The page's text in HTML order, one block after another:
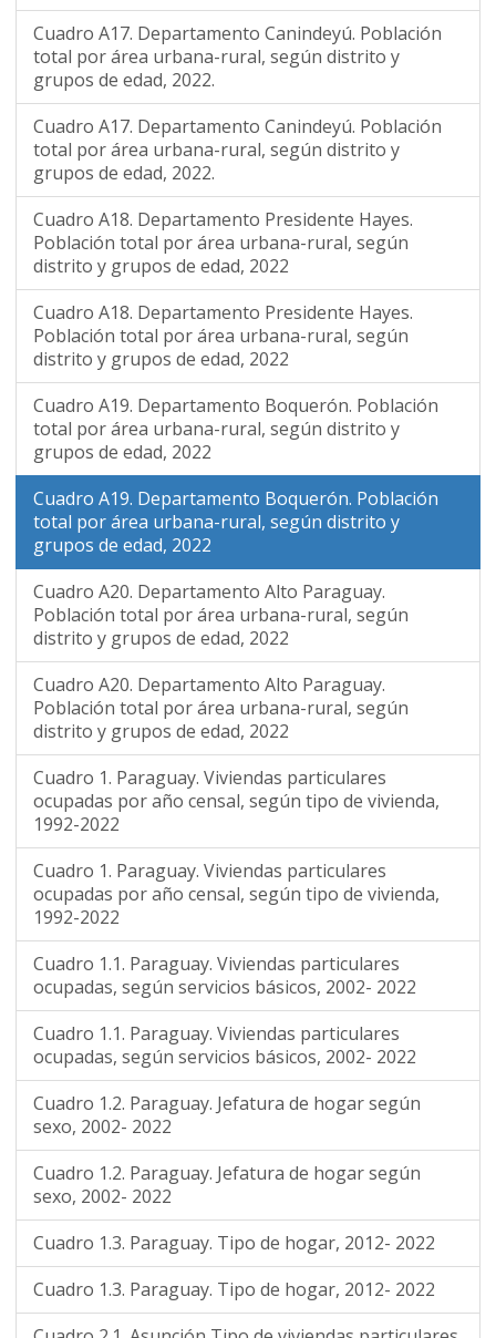
Cuadro A17. Departamento Canindeyú. Población
total por área urbana-rural, según distrito y
grupos de edad, 2022.
Cuadro A17. Departamento Canindeyú. Población
total por área urbana-rural, según distrito y
grupos de edad, 2022.
Cuadro A18. Departamento Presidente Hayes.
Población total por área urbana-rural, según
distrito y grupos de edad, 2022
Cuadro A18. Departamento Presidente Hayes.
Población total por área urbana-rural, según
distrito y grupos de edad, 2022
Cuadro A19. Departamento Boquerón. Población
total por área urbana-rural, según distrito y
grupos de edad, 2022
Cuadro A19. Departamento Boquerón. Población
total por área urbana-rural, según distrito y
grupos de edad, 2022
Cuadro A20. Departamento Alto Paraguay.
Población total por área urbana-rural, según
distrito y grupos de edad, 2022
Cuadro A20. Departamento Alto Paraguay.
Población total por área urbana-rural, según
distrito y grupos de edad, 2022
Cuadro 1. Paraguay. Viviendas particulares
ocupadas por año censal, según tipo de vivienda,
1992-2022
Cuadro 1. Paraguay. Viviendas particulares
ocupadas por año censal, según tipo de vivienda,
1992-2022
Cuadro 1.1. Paraguay. Viviendas particulares
ocupadas, según servicios básicos, 2002- 2022
Cuadro 1.1. Paraguay. Viviendas particulares
ocupadas, según servicios básicos, 2002- 2022
Cuadro 1.2. Paraguay. Jefatura de hogar según
sexo, 2002- 2022
Cuadro 1.2. Paraguay. Jefatura de hogar según
sexo, 2002- 2022
Cuadro 1.3. Paraguay. Tipo de hogar, 2012- 2022
Cuadro 1.3. Paraguay. Tipo de hogar, 2012- 2022